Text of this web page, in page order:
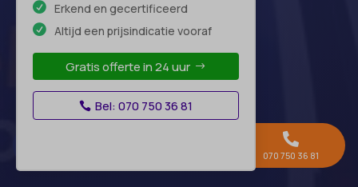
Erkend en gecertificeerd
Altijd een prijsindicatie vooraf
Gratis offerte in 24 uur
Bel: 070 750 36 81
Maandag:24 uur
Woensdag:24 uur
Donderdag:24 uur
Vrijdag:24 uur

070 750 36 81